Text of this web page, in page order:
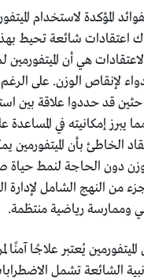
المؤكدة لاستخدام
اعتقادات شائعة تحيط
هي أن
لإنقاص الوزن. على
قد حددوا علاقة بين
يبرز إمكانيته في المساعدة
الخاطئ بأن الميتفورمين
دون الحاجة لنمط
كجزء من النهج الشامل
وممارسة رياضية منتظمة.
يُعتبر علاجًا
الشائعة تشمل